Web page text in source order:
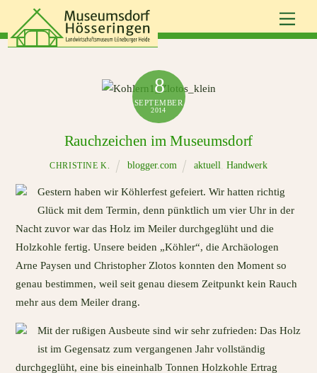
content
8
SEPTEMBER
2014
Rauchzeichen im Museumsdorf
CHRISTINE K. blogger.com aktuell Handwerk
Gestern haben wir Köhlerfest gefeiert. Wir hatten richtig
Glück mit dem Termin, denn pünktlich um vier Uhr in der
Nacht zuvor war das Holz im Meiler durchgeglüht und die
Holzkohle fertig. Unsere beiden „Köhler“, die Archäologen
Arne Paysen und Christopher Zlotos konnten den Moment so
genau bestimmen, weil seit genau diesem Zeitpunkt kein Rauch
mehr aus dem Meiler drang.
Mit der rußigen Ausbeute sind wir sehr zufrieden: Das Holz
ist im Gegensatz zum vergangenen Jahr vollständig
durchgeglüht, eine bis eineinhalb Tonnen Holzkohle Ertrag